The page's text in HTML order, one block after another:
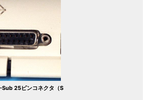
25ピンコネクタ（S